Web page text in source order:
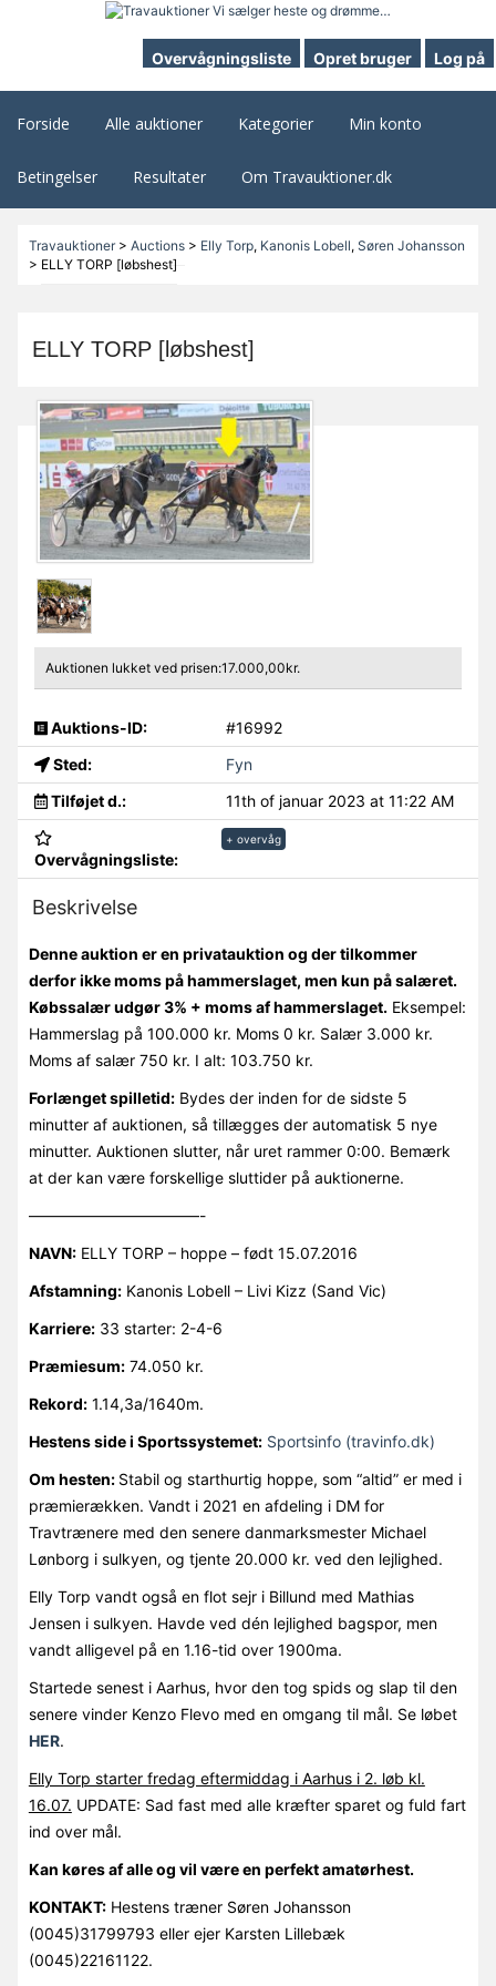
Overvågningsliste Opret bruger Log på
Forside Alle auktioner Kategorier Min konto
Betingelser Resultater Om Travauktioner.dk
Travauktioner> Auctions> Elly Torp, Kanonis Lobell, Søren Johansson
> ELLY TORP [løbshest]
ELLY TORP [løbshest]
Auktionen lukket ved prisen:17.000,00kr.
Auktions-ID:
#16992
Sted:
Fyn
Tilføjet d.:
11th of januar 2023 at 11:22 AM
Overvågningsliste:
+ overvåg
Beskrivelse
Denne auktion er en privatauktion og der tilkommer
derfor ikke moms på hammerslaget, men kun på salæret.
Købssalær udgør 3% + moms af hammerslaget.Eksempel:
Hammerslag på 100.000 kr. Moms 0 kr. Salær 3.000 kr.
Moms af salær 750 kr. I alt: 103.750 kr.
Forlænget spilletid:Bydes der inden for de sidste 5
minutter af auktionen, så tillægges der automatisk 5 nye
minutter. Auktionen slutter, når uret rammer 0:00. Bemærk
at der kan være forskellige sluttider på auktionerne.
———————————-
NAVN:ELLY TORP – hoppe – født 15.07.2016
Afstamning:Kanonis Lobell – Livi Kizz (Sand Vic)
Karriere:33 starter: 2-4-6
Præmiesum:74.050 kr.
Rekord:1.14,3a/1640m.
Hestens side i Sportssystemet: Sportsinfo (travinfo.dk)
Om hesten: Stabil og starthurtig hoppe, som “altid” er med i
præmierækken. Vandt i 2021 en afdeling i DM for
Travtrænere med den senere danmarksmester Michael
Lønborg i sulkyen, og tjente 20.000 kr. ved den lejlighed.
Elly Torp vandt også en flot sejr i Billund med Mathias
Jensen i sulkyen. Havde ved dén lejlighed bagspor, men
vandt alligevel på en 1.16-tid over 1900ma.
Startede senest i Aarhus, hvor den tog spids og slap til den
senere vinder Kenzo Flevo med en omgang til mål. Se løbet
HER.
Elly Torp starter fredag eftermiddag i Aarhus i 2. løb kl.
16.07. UPDATE: Sad fast med alle kræfter sparet og fuld fart
ind over mål.
Kan køres af alle og vil være en perfekt amatørhest.
KONTAKT:Hestens træner Søren Johansson
(0045)31799793 eller ejer Karsten Lillebæk
(0045)22161122.